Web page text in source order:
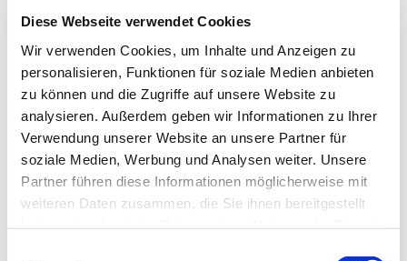
Diese Webseite verwendet Cookies
Wir verwenden Cookies, um Inhalte und Anzeigen zu
personalisieren, Funktionen für soziale Medien anbieten
zu können und die Zugriffe auf unsere Website zu
analysieren. Außerdem geben wir Informationen zu Ihrer
Verwendung unserer Website an unsere Partner für
soziale Medien, Werbung und Analysen weiter. Unsere
Partner führen diese Informationen möglicherweise mit
weiteren Daten zusammen, die Sie ihnen bereitgestellt